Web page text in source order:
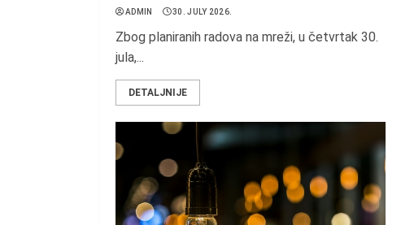
ADMIN 30. JULY 2026.
Zbog planiranih radova na mreži, u četvrtak 30.
jula,...
DETALJNIJE